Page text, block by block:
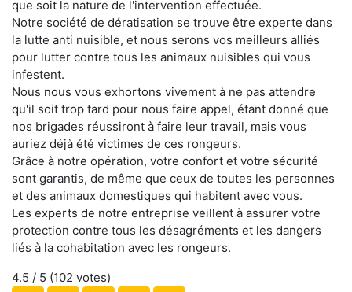
que soit la nature de l'intervention effectuée.
Notre société de dératisation se trouve être experte dans
la lutte anti nuisible, et nous serons vos meilleurs alliés
pour lutter contre tous les animaux nuisibles qui vous
infestent.
Nous nous vous exhortons vivement à ne pas attendre
qu'il soit trop tard pour nous faire appel, étant donné que
nos brigades réussiront à faire leur travail, mais vous
auriez déjà été victimes de ces rongeurs.
Grâce à notre opération, votre confort et votre sécurité
sont garantis, de même que ceux de toutes les personnes
et des animaux domestiques qui habitent avec vous.
Les experts de notre entreprise veillent à assurer votre
protection contre tous les désagréments et les dangers
liés à la cohabitation avec les rongeurs.
4.5 / 5 (102 votes)